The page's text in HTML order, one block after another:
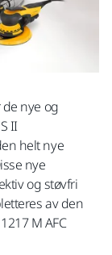
nye og
II
helt nye
nye
og støvfri
av den
M AFC